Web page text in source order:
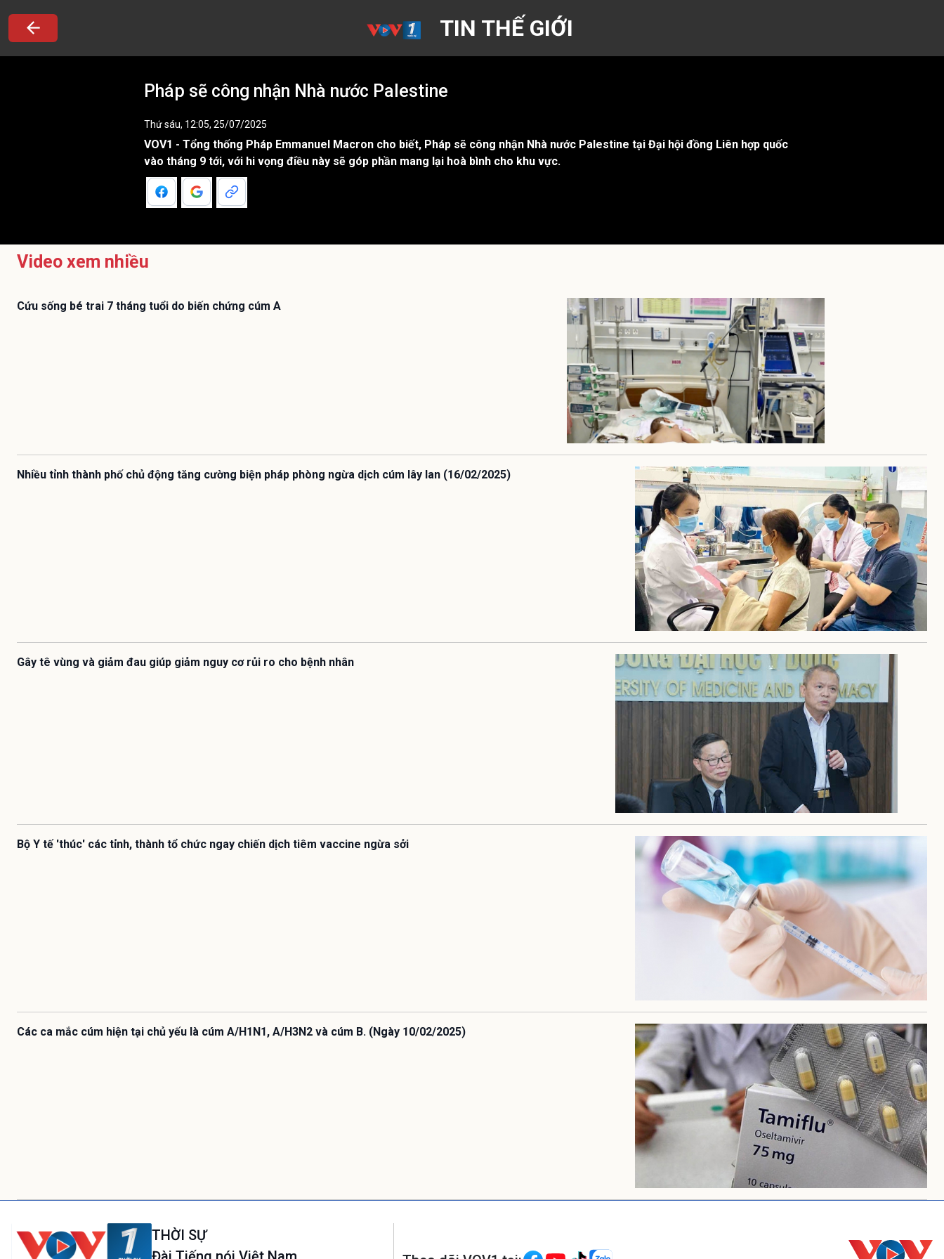
TIN THẾ GIỚI
Pháp sẽ công nhận Nhà nước Palestine
Thứ sáu, 12:05, 25/07/2025
VOV1 - Tổng thống Pháp Emmanuel Macron cho biết, Pháp sẽ công nhận Nhà nước Palestine tại Đại hội đồng Liên hợp quốc
vào tháng 9 tới, với hi vọng điều này sẽ góp phần mang lại hoà bình cho khu vực.
Video xem nhiều
Cứu sống bé trai 7 tháng tuổi do biến chứng cúm A
Nhiều tỉnh thành phố chủ động tăng cường biện pháp phòng ngừa dịch cúm lây lan (16/02/2025)
Gây tê vùng và giảm đau giúp giảm nguy cơ rủi ro cho bệnh nhân
Bộ Y tế 'thúc' các tỉnh, thành tổ chức ngay chiến dịch tiêm vaccine ngừa sởi
Các ca mắc cúm hiện tại chủ yếu là cúm A/H1N1, A/H3N2 và cúm B. (Ngày 10/02/2025)
THỜI SỰ